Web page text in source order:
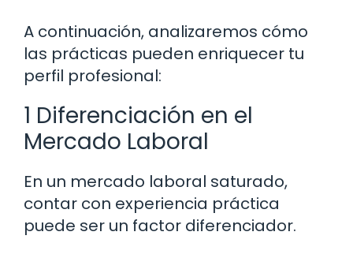
A continuación, analizaremos cómo
las prácticas pueden enriquecer tu
perfil profesional:
1 Diferenciación en el
Mercado Laboral
En un mercado laboral saturado,
contar con experiencia práctica
puede ser un factor diferenciador.